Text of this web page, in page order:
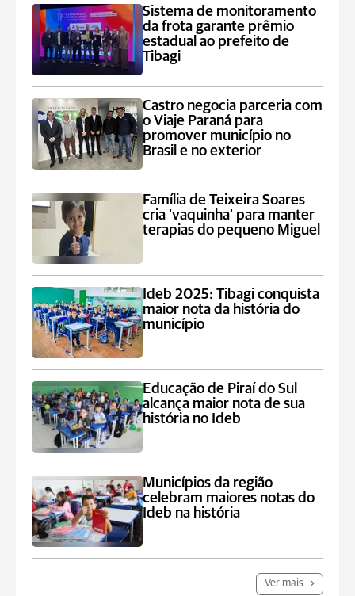
Sistema de monitoramento
da frota garante prêmio
estadual ao prefeito de
Tibagi
Castro negocia parceria com
o Viaje Paraná para
promover município no
Brasil e no exterior
Família de Teixeira Soares
cria 'vaquinha' para manter
terapias do pequeno Miguel
Ideb 2025: Tibagi conquista
maior nota da história do
município
Educação de Piraí do Sul
alcança maior nota de sua
história no Ideb
Municípios da região
celebram maiores notas do
Ideb na história
Ver mais